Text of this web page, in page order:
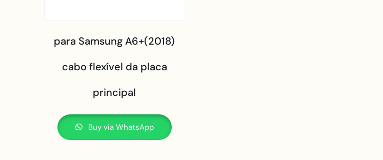
para Samsung A6+(2018)
cabo flexível da placa
principal
Buy via WhatsApp